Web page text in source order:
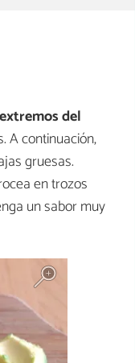
del
A continuación,
gruesas.
en trozos
un sabor muy